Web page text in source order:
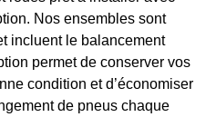
Nos ensembles sont
incluent le balancement
permet de conserver vos
condition et d’économiser
de pneus chaque